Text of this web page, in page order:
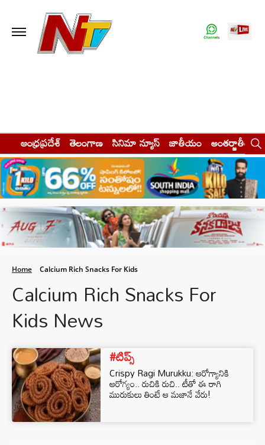
ఆంధ్రప్రదేశ్ తెలంగాణ సినిమా న్యూస్ జాతీయం అంతర్జాతీయం
Home Calcium Rich Snacks For Kids
Calcium Rich Snacks For
Kids News
#టిప్స్
Crispy Ragi Murukku: ఆరోగ్యానికి
ఆరోగ్యం.. రుచికి రుచి.. టీతో ఈ రాగి
మురుకులు తింటే ఆ మజానే వేరు!